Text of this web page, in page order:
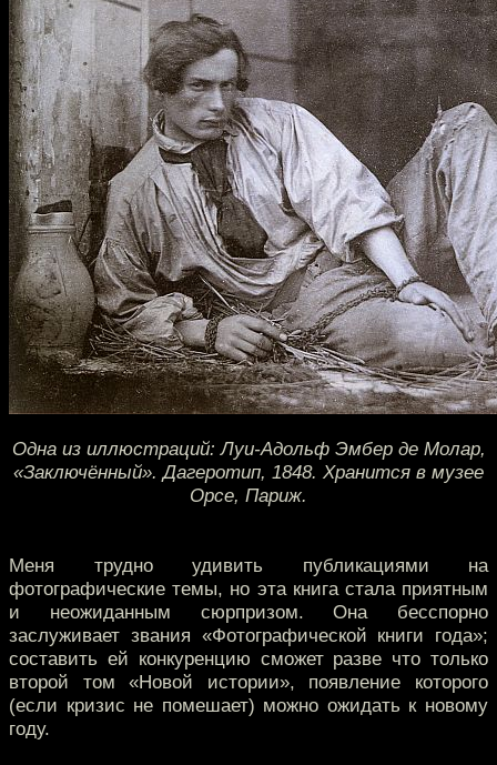
Одна из иллюстраций: Луи-Адольф Эмбер де Молар,
«Заключённый». Дагеротип, 1848. Хранится в музее
Орсе, Париж.
Меня трудно удивить публикациями на
фотографические темы, но эта книга стала приятным
и неожиданным сюрпризом. Она бесспорно
заслуживает звания «Фотографической книги года»;
составить ей конкуренцию сможет разве что только
второй том «Новой истории», появление которого
(если кризис не помешает) можно ожидать к новому
году.